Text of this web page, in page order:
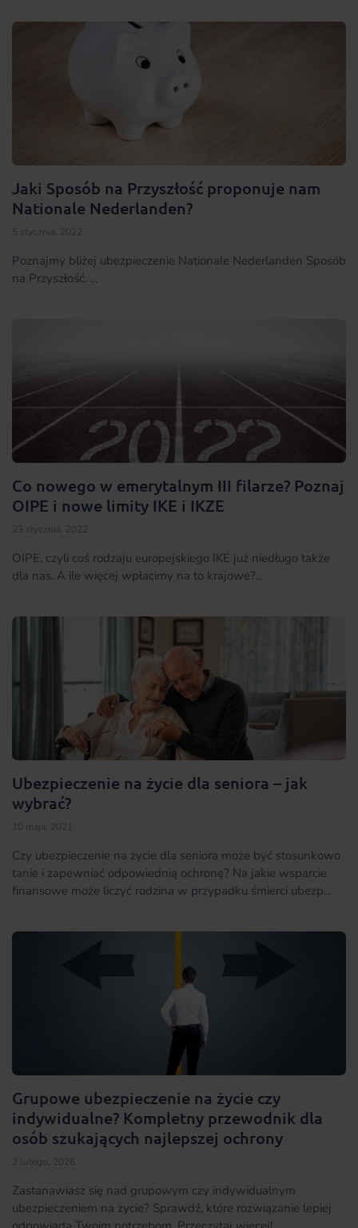
Jaki Sposób na Przyszłość proponuje nam
Nationale Nederlanden?
5 stycznia, 2022
Poznajmy bliżej ubezpieczenie Nationale Nederlanden Sposób
na Przyszłość. ...
Co nowego w emerytalnym III filarze? Poznaj
OIPE i nowe limity IKE i IKZE
23 stycznia, 2022
OIPE, czyli coś rodzaju europejskiego IKE już niedługo także
dla nas. A ile więcej wpłacimy na to krajowe?...
Ubezpieczenie na życie dla seniora – jak
wybrać?
10 maja, 2021
Czy ubezpieczenie na życie dla seniora może być stosunkowo
tanie i zapewniać odpowiednią ochronę? Na jakie wsparcie
finansowe może liczyć rodzina w przypadku śmierci ubezp...
Grupowe ubezpieczenie na życie czy
indywidualne? Kompletny przewodnik dla
osób szukających najlepszej ochrony
2 lutego, 2026
Zastanawiasz się nad grupowym czy indywidualnym
ubezpieczeniem na życie? Sprawdź, które rozwiązanie lepiej